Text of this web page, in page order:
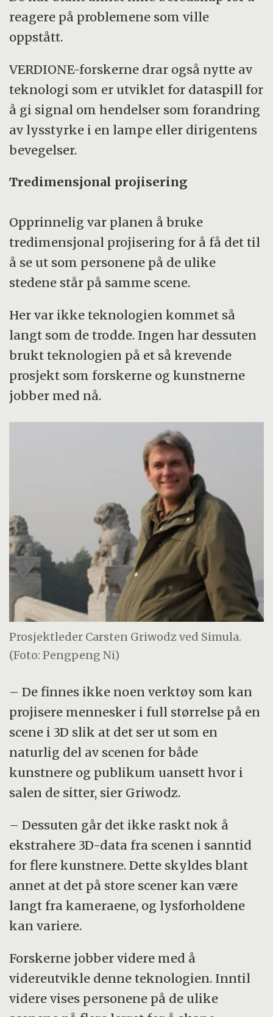
reagere på problemene som ville
oppstått.
VERDIONE-forskerne drar også nytte av
teknologi som er utviklet for dataspill for
å gi signal om hendelser som forandring
av lysstyrke i en lampe eller dirigentens
bevegelser.
Tredimensjonal projisering
Opprinnelig var planen å bruke
tredimensjonal projisering for å få det til
å se ut som personene på de ulike
stedene står på samme scene.
Her var ikke teknologien kommet så
langt som de trodde. Ingen har dessuten
brukt teknologien på et så krevende
prosjekt som forskerne og kunstnerne
jobber med nå.
Prosjektleder Carsten Griwodz ved Simula.
(Foto: Pengpeng Ni)
– De finnes ikke noen verktøy som kan
projisere mennesker i full størrelse på en
scene i 3D slik at det ser ut som en
naturlig del av scenen for både
kunstnere og publikum uansett hvor i
salen de sitter, sier Griwodz.
– Dessuten går det ikke raskt nok å
ekstrahere 3D-data fra scenen i sanntid
for flere kunstnere. Dette skyldes blant
annet at det på store scener kan være
langt fra kameraene, og lysforholdene
kan variere.
Forskerne jobber videre med å
videreutvikle denne teknologien. Inntil
videre vises personene på de ulike